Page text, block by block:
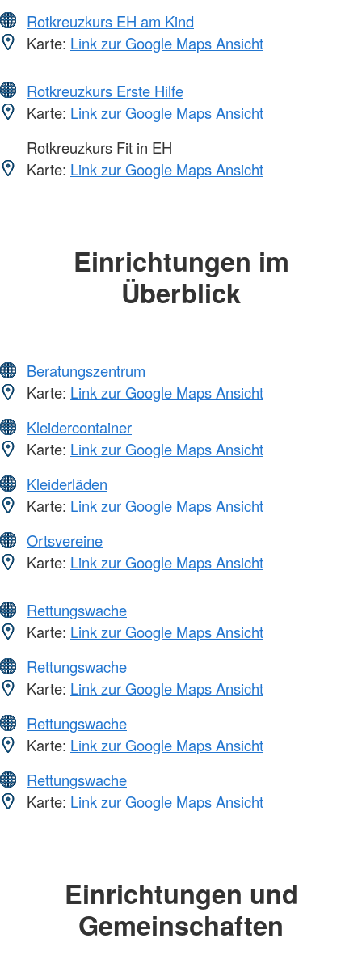
Rotkreuzkurs EH am Kind
Karte: Link zur Google Maps Ansicht
Rotkreuzkurs Erste Hilfe
Karte: Link zur Google Maps Ansicht
Rotkreuzkurs Fit in EH
Karte: Link zur Google Maps Ansicht
Einrichtungen im
Überblick
Beratungszentrum
Karte: Link zur Google Maps Ansicht
Kleidercontainer
Karte: Link zur Google Maps Ansicht
Kleiderläden
Karte: Link zur Google Maps Ansicht
Ortsvereine
Karte: Link zur Google Maps Ansicht
Rettungswache
Karte: Link zur Google Maps Ansicht
Rettungswache
Karte: Link zur Google Maps Ansicht
Rettungswache
Karte: Link zur Google Maps Ansicht
Rettungswache
Karte: Link zur Google Maps Ansicht
Einrichtungen und
Gemeinschaften